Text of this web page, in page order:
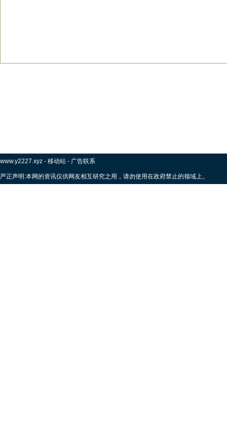
www.y2227.xyz - 移动站 - 广告联系
严正声明:本网的资讯仅供网友相互研究之用，请勿使用在政府禁止的领域上。